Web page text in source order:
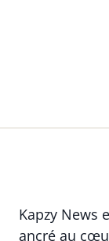
Kapzy News
ancré au